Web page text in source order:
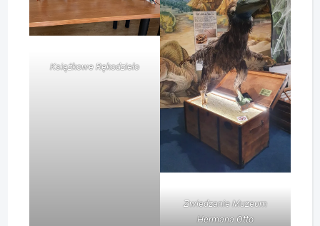
Książkowe Rękodzieło
Zwiedzanie Muzeum
Hermana Otto